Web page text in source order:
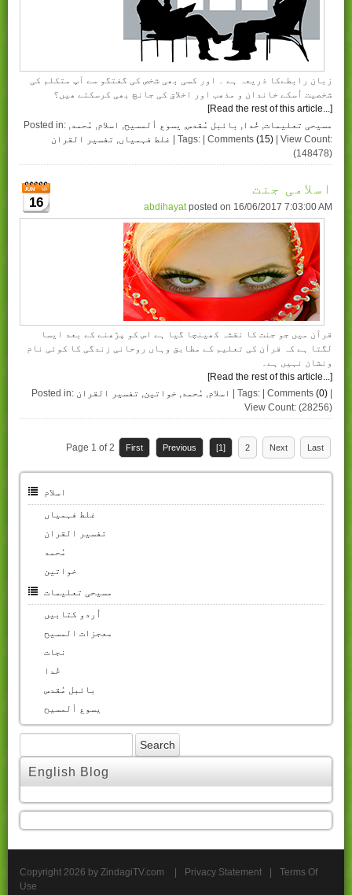
زبان رابطےکا ذریعہ ہے ۔ اور کسی بھی شخص کی گفتگو سے آپ متکلم کی
شخصیت اُسکے خاندان و مذھب اور اخلاق کی جانچ بھی کرسکتے ھیں؟
[Read the rest of this article...]
Posted in:
مسیحی تعلیمات, خُدا , بائبل مُقدس, یسوع ألمسیح, اسلام, مُحمد,
غلط فہمیاں, تفسیر القران | Tags: | Comments (15) | View Count:
(148478)
16
اسلامی جنت
abdihayatposted on 16/06/2017 7:03:00 AM
قرآن میں جو جنت کا نقشہ کھینچا گیا ہے اس کو پڑھنے کے بعد ایسا
لگتا ہے کہ قرآن کی تعلیم کے مطابق وہاں روحانی زندگی کا کوئی نام
ونشان نہیں ہے۔
[Read the rest of this article...]
Posted in:
اسلام, مُحمد, خواتین, تفسیر القران | Tags: | Comments (0) |
View Count: (28256)
Page 1 of 2 First Previous [1] 2 Next Last
اسلام
غلط فہمیاں
تفسیر القران
مُحمد
خواتین
مسیحی تعلیمات
اُردو کتابیں
معجزات المسیح
نجات
خُدا
بائبل مُقدس
یسوع ألمسیح
English Blog
Copyright 2026 by ZindagiTV.com | Privacy Statement |
Terms Of
Use